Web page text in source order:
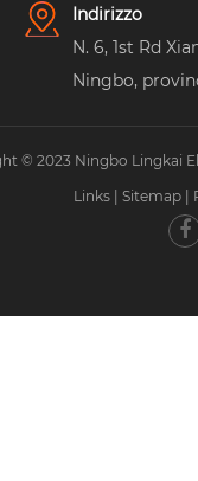
Indirizzo
N. 6, 1st Rd
Ningbo,
© 2023 Ningbo Lingkai
Links
Sitemap